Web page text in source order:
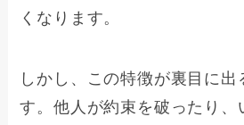
くなります。
しかし、この特徴が裏目に出
す。他人が約束を破ったり、